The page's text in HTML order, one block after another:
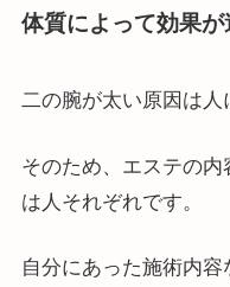
体質によって効果が
二の腕が太い原因は人
そのため、エステの
は人それぞれです。
自分にあった施術内